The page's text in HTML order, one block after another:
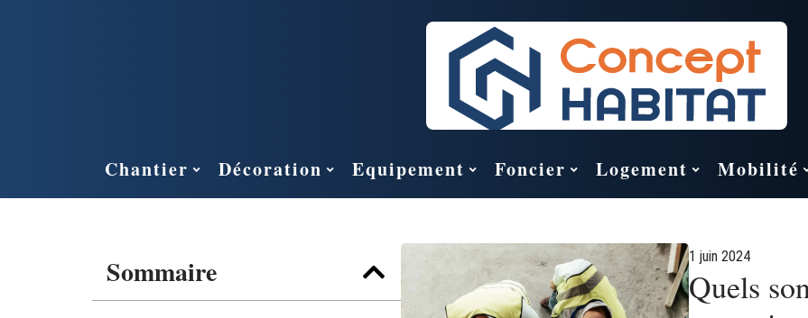
Chantier Décoration Equipement Foncier Logement Mobilité
Sommaire 1 juin 2024
Quels